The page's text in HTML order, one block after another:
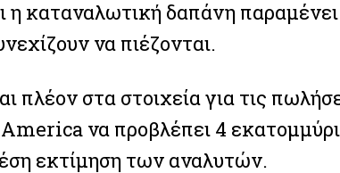
η καταναλωτική δαπάνη παραμένει
να πιέζονται.
πλέον στα στοιχεία για τις
να προβλέπει 4
εκτίμηση των αναλυτών.